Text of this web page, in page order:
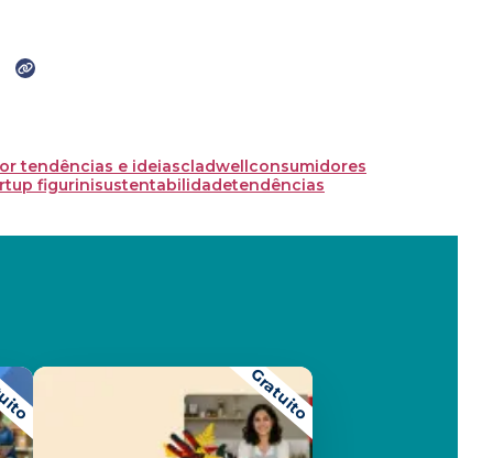
tendências e ideiascladwellconsumidores
figurinisustentabilidadetendências
Gratuito